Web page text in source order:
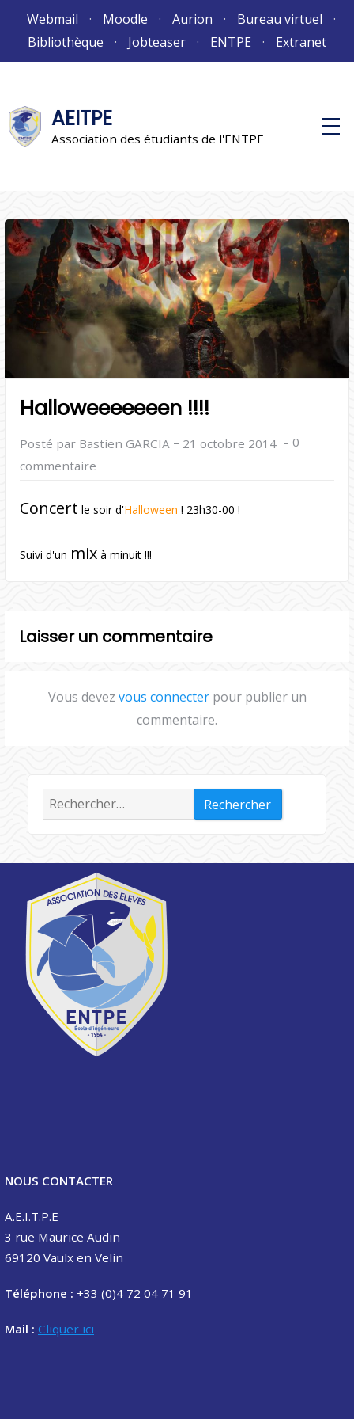
Webmail Moodle Aurion
Bureau virtuel
Bibliothèque
Jobteaser ENTPE Extranet
AEITPE
Association des étudiants de l'ENTPE
M
e
c
i
p
l
Halloweeeeeeen !!!!
Posté par Bastien GARCIA – 21 octobre 2014 – 0
commentaire
Concert le soir d'Halloween ! 23h30-00 !
Suivi d'un mixà minuit !!!
Laisser un commentaire
Vous devez vous connecterpour publier un
commentaire.
Rechercher :
NOUS CONTACTER
A.E.I.T.P.E
3 rue Maurice Audin
69120 Vaulx en Velin
Téléphone : +33 (0)4 72 04 71 91
Mail : Cliquer ici